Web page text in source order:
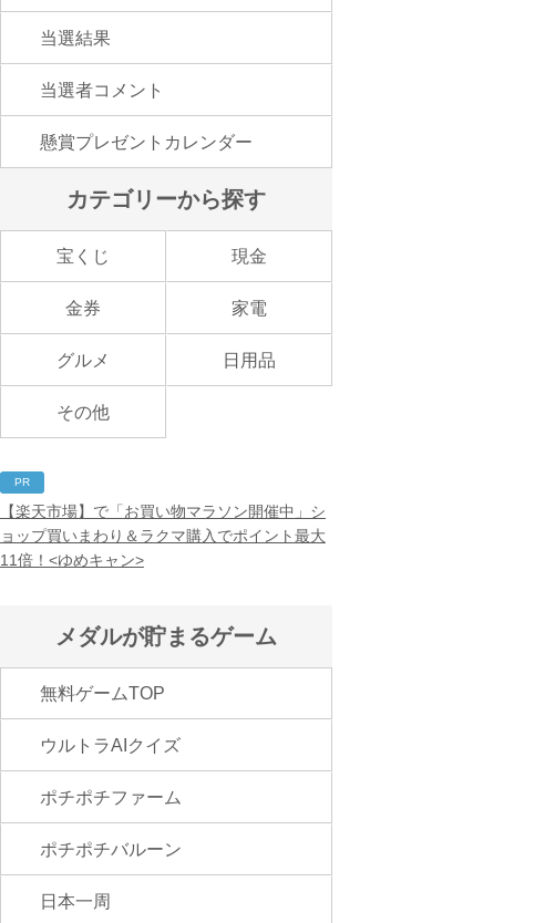
当選結果
当選者コメント
懸賞プレゼントカレンダー
カテゴリーから探す
宝くじ 現金
金券 家電
グルメ 日用品
その他
PR
【楽天市場】で「お買い物マラソン開催中」シ
ョップ買いまわり＆ラクマ購入でポイント最大
11倍！<ゆめキャン>
メダルが貯まるゲーム
無料ゲームTOP
ウルトラAIクイズ
ポチポチファーム
ポチポチバルーン
日本一周